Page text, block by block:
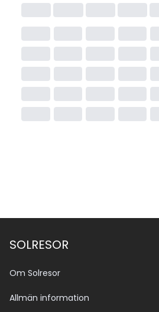
SOLRESOR
Om Solresor
Allmän information